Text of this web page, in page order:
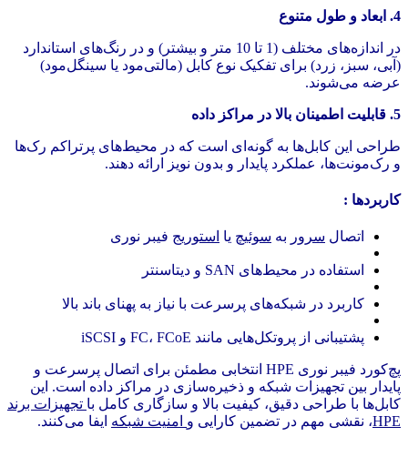
4. ابعاد و طول متنوع
در اندازه‌های مختلف (1 تا 10 متر و بیشتر) و در رنگ‌های استاندارد
(آبی، سبز، زرد) برای تفکیک نوع کابل (مالتی‌مود یا سینگل‌مود)
عرضه می‌شوند.
5. قابلیت اطمینان بالا در مراکز داده
طراحی این کابل‌ها به گونه‌ای است که در محیط‌های پرتراکم رک‌ها
و رک‌مونت‌ها، عملکرد پایدار و بدون نویز ارائه دهند.
کاربردها :
اتصال سرور به سوئیچ یا استوریج فیبر نوری
استفاده در محیط‌های SAN و دیتاسنتر
کاربرد در شبکه‌های پرسرعت با نیاز به پهنای باند بالا
پشتیبانی از پروتکل‌هایی مانند FC، FCoE و iSCSI
پچ‌کورد فیبر نوری HPE انتخابی مطمئن برای اتصال پرسرعت و
پایدار بین تجهیزات شبکه و ذخیره‌سازی در مراکز داده است. این
کابل‌ها با طراحی دقیق، کیفیت بالا و سازگاری کامل با تجهیزات برند
HPE، نقشی مهم در تضمین کارایی و امنیت شبکه ایفا می‌کنند.